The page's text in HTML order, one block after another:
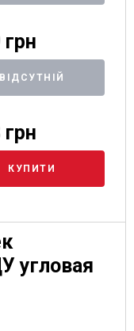
ВІДСУТНІЙ
КУПИТИ
угловая